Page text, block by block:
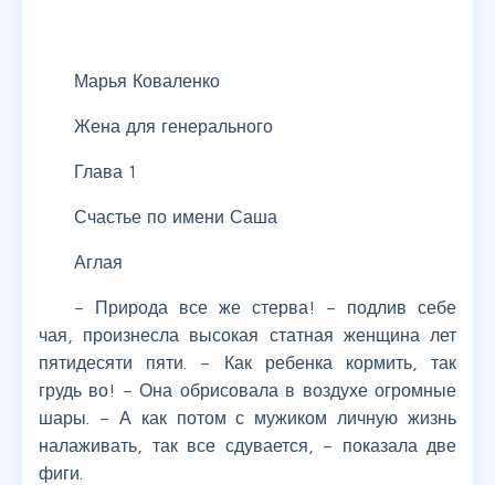
Марья Коваленко
Жена для генерального
Глава 1
Счастье по имени Саша
Аглая
– Природа все же стерва! – подлив себе
чая, произнесла высокая статная женщина лет
пятидесяти пяти. – Как ребенка кормить, так
грудь во! – Она обрисовала в воздухе огромные
шары. – А как потом с мужиком личную жизнь
налаживать, так все сдувается, – показала две
фиги.